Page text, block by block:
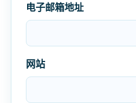
电子邮箱地址
网站